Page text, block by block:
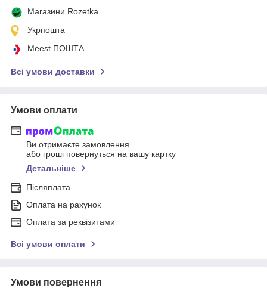
Магазини Rozetka
Укрпошта
Meest ПОШТА
Всі умови доставки
Умови оплати
Ви отримаєте замовлення
або гроші повернуться на вашу картку
Детальніше
Післяплата
Оплата на рахунок
Оплата за реквізитами
Всі умови оплати
Умови повернення